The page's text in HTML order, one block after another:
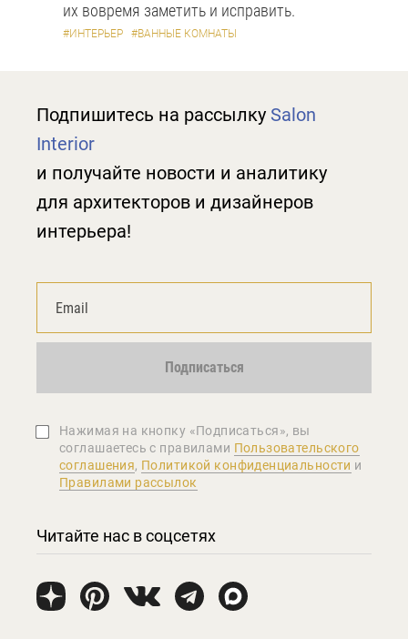
их вовремя заметить и исправить.
#ИНТЕРЬЕР #ВАННЫЕ КОМНАТЫ
Подпишитесь на рассылку Salon
Interior
и получайте новости и аналитику
для архитекторов и дизайнеров
интерьера!
Подписаться
Нажимая на кнопку «Подписаться», вы
соглашаетеcь с правилами Пользовательского
соглашения, Политикой конфиденциальности и
Правилами рассылок
Читайте нас в соцсетях